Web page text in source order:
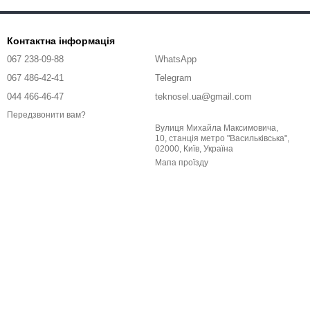
Контактна інформація
067 238-09-88
067 486-42-41
044 466-46-47
Передзвонити вам?
WhatsApp
Telegram
teknosel.ua@gmail.com
Вулиця Михайла Максимовича,
10, станція метро "Васильківська",
02000, Київ, Україна
Мапа проїзду